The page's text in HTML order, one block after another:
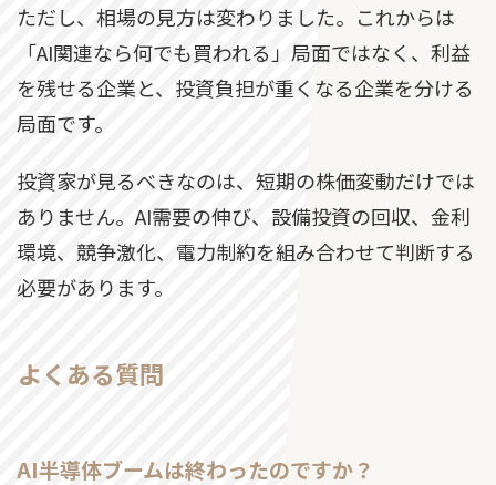
ただし、相場の見方は変わりました。これからは
「AI関連なら何でも買われる」局面ではなく、利益
を残せる企業と、投資負担が重くなる企業を分ける
局面です。
投資家が見るべきなのは、短期の株価変動だけでは
ありません。AI需要の伸び、設備投資の回収、金利
環境、競争激化、電力制約を組み合わせて判断する
必要があります。
よくある質問
AI半導体ブームは終わったのですか？